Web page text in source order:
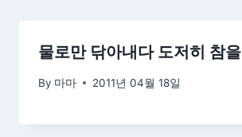
물로만 닦아내다 도저히 참을
By 마마 2011년 04월 18일